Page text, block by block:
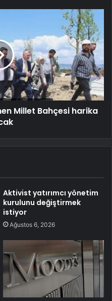
Millet Bahçesi harika
Aktivist yatırımcı yönetim
kurulunu değiştirmek
istiyor
Ağustos 6, 2026